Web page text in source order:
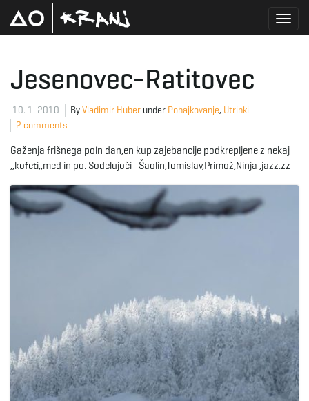
g
n
Jesenovec-Ratitovec
10. 1. 2010 ByVladimir Huber under Pohajkovanje, Utrinki
2 comments
Gaženja frišnega poln dan,en kup zajebancije podkrepljene z nekaj
,,kofeti,,med in po. Sodelujoči- Šaolin,Tomislav,Primož,Ninja ,jazz.zz